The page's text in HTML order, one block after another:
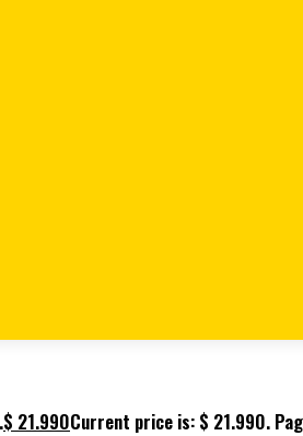
$ 21.990Current price is: $ 21.990.